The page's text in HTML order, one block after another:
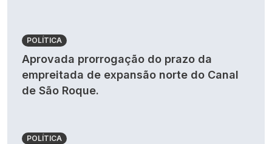
POLÍTICA
Aprovada prorrogação do prazo da
empreitada de expansão norte do Canal
de São Roque.
POLÍTICA